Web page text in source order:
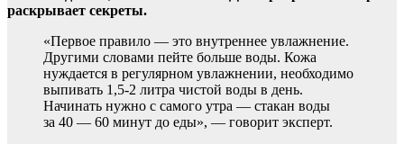
раскрывает секреты.
«Первое правило — это внутреннее увлажнение.
Другими словами пейте больше воды. Кожа
нуждается в регулярном увлажнении, необходимо
выпивать 1,5-2 литра чистой воды в день.
Начинать нужно с самого утра — стакан воды
за 40 — 60 минут до еды», — говорит эксперт.